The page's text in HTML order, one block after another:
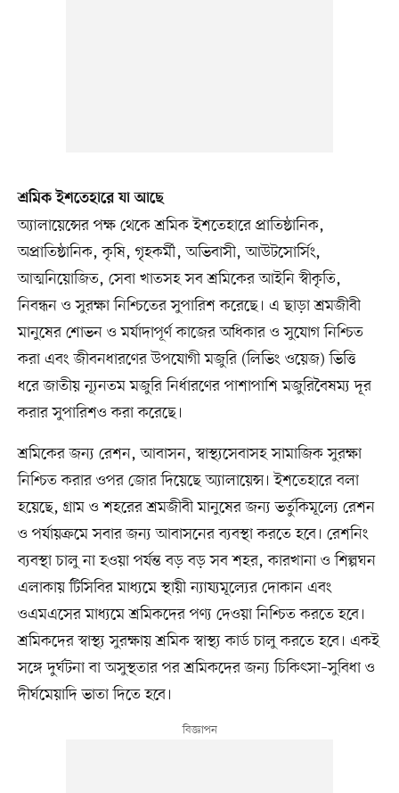
শ্রমিক ইশতেহারে যা আছে
অ্যালায়েন্সের পক্ষ থেকে শ্রমিক ইশতেহারে প্রাতিষ্ঠানিক,
অপ্রাতিষ্ঠানিক, কৃষি, গৃহকর্মী, অভিবাসী, আউটসোর্সিং,
আত্মনিয়োজিত, সেবা খাতসহ সব শ্রমিকের আইনি স্বীকৃতি,
নিবন্ধন ও সুরক্ষা নিশ্চিতের সুপারিশ করেছে। এ ছাড়া শ্রমজীবী
মানুষের শোভন ও মর্যাদাপূর্ণ কাজের অধিকার ও সুযোগ নিশ্চিত
করা এবং জীবনধারণের উপযোগী মজুরি (লিভিং ওয়েজ) ভিত্তি
ধরে জাতীয় ন্যূনতম মজুরি নির্ধারণের পাশাপাশি মজুরিবৈষম্য দূর
করার সুপারিশও করা করেছে।
শ্রমিকের জন্য রেশন, আবাসন, স্বাস্থ্যসেবাসহ সামাজিক সুরক্ষা
নিশ্চিত করার ওপর জোর দিয়েছে অ্যালায়েন্স। ইশতেহারে বলা
হয়েছে, গ্রাম ও শহরের শ্রমজীবী মানুষের জন্য ভর্তুকিমূল্যে রেশন
ও পর্যায়ক্রমে সবার জন্য আবাসনের ব্যবস্থা করতে হবে। রেশনিং
ব্যবস্থা চালু না হওয়া পর্যন্ত বড় বড় সব শহর, কারখানা ও শিল্পঘন
এলাকায় টিসিবির মাধ্যমে স্থায়ী ন্যায্যমূল্যের দোকান এবং
ওএমএসের মাধ্যমে শ্রমিকদের পণ্য দেওয়া নিশ্চিত করতে হবে।
শ্রমিকদের স্বাস্থ্য সুরক্ষায় শ্রমিক স্বাস্থ্য কার্ড চালু করতে হবে। একই
সঙ্গে দুর্ঘটনা বা অসুস্থতার পর শ্রমিকদের জন্য চিকিৎসা–সুবিধা ও
দীর্ঘমেয়াদি ভাতা দিতে হবে।